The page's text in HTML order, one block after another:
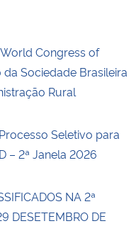
Congress of
Sociedade Brasileira
Rural
Seletivo para
– 2ª Janela 2026
NA 2ª
DESETEMBRO DE